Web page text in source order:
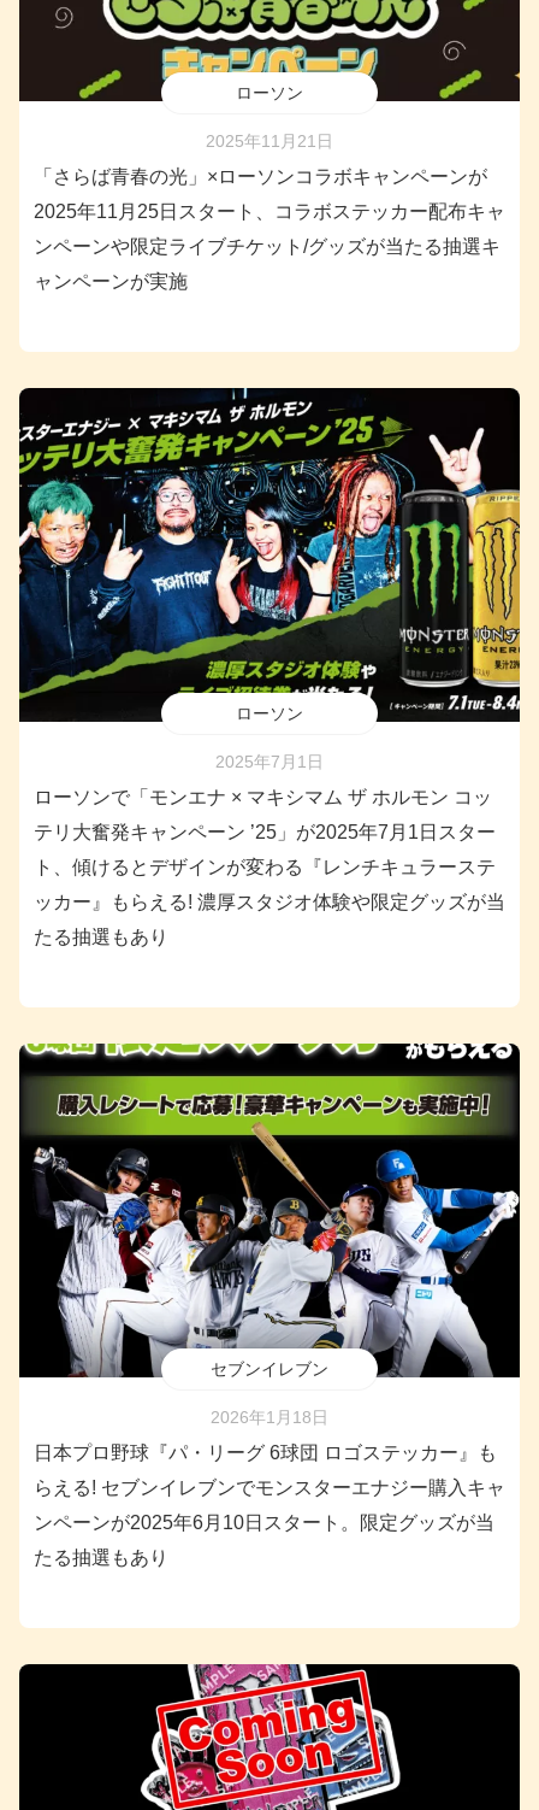
ローソン
2025年11月21日
「さらば青春の光」×ローソンコラボキャンペーンが
2025年11月25日スタート、コラボステッカー配布キャ
ンペーンや限定ライブチケット/グッズが当たる抽選キ
ャンペーンが実施
ローソン
2025年7月1日
ローソンで「モンエナ × マキシマム ザ ホルモン コッ
テリ大奮発キャンペーン ’25」が2025年7月1日スター
ト、傾けるとデザインが変わる『レンチキュラーステ
ッカー』もらえる! 濃厚スタジオ体験や限定グッズが当
たる抽選もあり
セブンイレブン
2026年1月18日
日本プロ野球『パ・リーグ 6球団 ロゴステッカー』も
らえる! セブンイレブンでモンスターエナジー購入キャ
ンペーンが2025年6月10日スタート。限定グッズが当
たる抽選もあり